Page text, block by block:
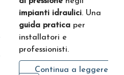
impianti idraulici. Una
guida pratica per
installatori e
professionisti.
Continua a leggere